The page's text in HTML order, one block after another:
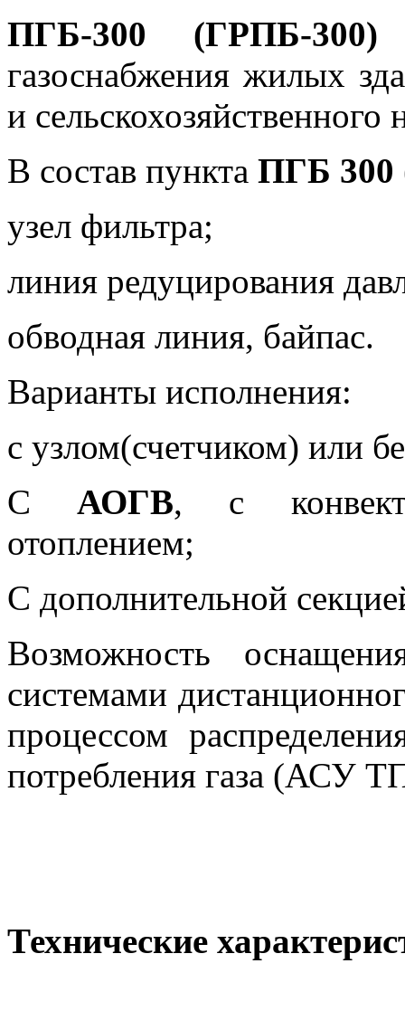
ПГБ-300 (ГРПБ-300)
газоснабжения жилых
и сельскохозяйственного
В состав пункта ПГБ
узел фильтра;
линия редуцирования
обводная линия, байпас.
Варианты исполнения:
с узлом(счетчиком) или
САОГВ, с
отоплением;
С дополнительной
Возможность
системами
процессом
потребления газа (АСУ
Технические